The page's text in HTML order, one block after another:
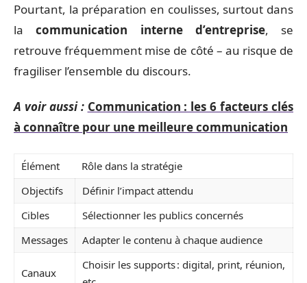
Pourtant, la préparation en coulisses, surtout dans
lacommunication interne d’entreprise, se
retrouve fréquemment mise de côté – au risque de
fragiliser l’ensemble du discours.
A voir aussi : Communication : les 6 facteurs clés
à connaître pour une meilleure communication
Élément
Rôle dans la stratégie
Objectifs
Définir l’impact attendu
Cibles
Sélectionner les publics concernés
Messages
Adapter le contenu à chaque audience
Canaux
Choisir les supports : digital, print, réunion,